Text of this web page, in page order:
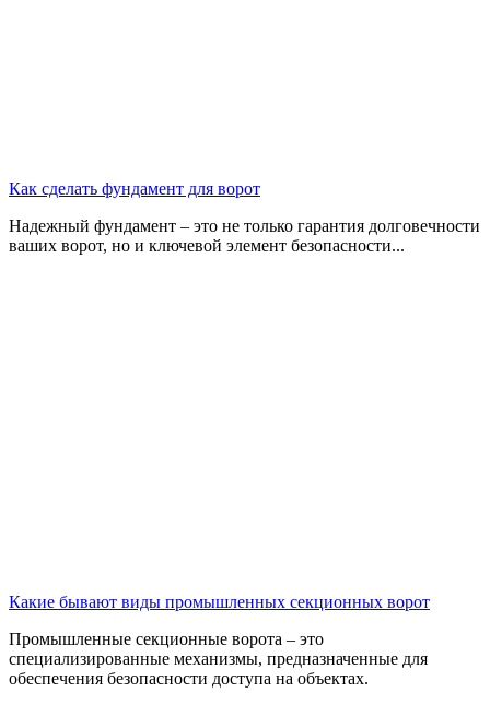
Как сделать фундамент для ворот
Надежный фундамент – это не только гарантия долговечности
ваших ворот, но и ключевой элемент безопасности...
Какие бывают виды промышленных секционных ворот
Промышленные секционные ворота – это
специализированные механизмы, предназначенные для
обеспечения безопасности доступа на объектах.